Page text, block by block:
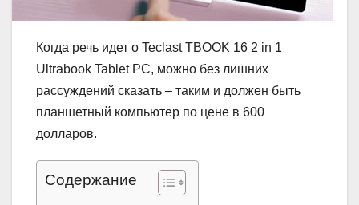
Когда речь идет о Teclast TBOOK 16 2 in 1
Ultrabook Tablet PC, можно без лишних
рассуждений сказать – таким и должен быть
планшетный компьютер по цене в 600
долларов.
Содержание